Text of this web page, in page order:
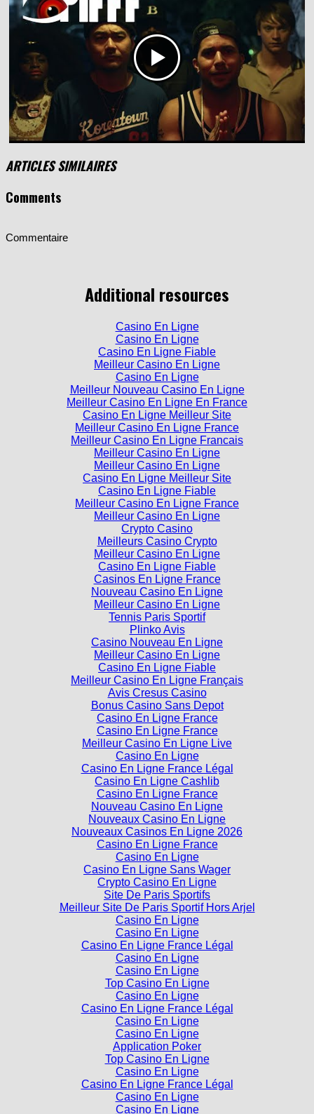
ARTICLES SIMILAIRES
Comments
Commentaire
Additional resources
Casino En Ligne
Casino En Ligne
Casino En Ligne Fiable
Meilleur Casino En Ligne
Casino En Ligne
Meilleur Nouveau Casino En Ligne
Meilleur Casino En Ligne En France
Casino En Ligne Meilleur Site
Meilleur Casino En Ligne France
Meilleur Casino En Ligne Francais
Meilleur Casino En Ligne
Meilleur Casino En Ligne
Casino En Ligne Meilleur Site
Casino En Ligne Fiable
Meilleur Casino En Ligne France
Meilleur Casino En Ligne
Crypto Casino
Meilleurs Casino Crypto
Meilleur Casino En Ligne
Casino En Ligne Fiable
Casinos En Ligne France
Nouveau Casino En Ligne
Meilleur Casino En Ligne
Tennis Paris Sportif
Plinko Avis
Casino Nouveau En Ligne
Meilleur Casino En Ligne
Casino En Ligne Fiable
Meilleur Casino En Ligne Français
Avis Cresus Casino
Bonus Casino Sans Depot
Casino En Ligne France
Casino En Ligne France
Meilleur Casino En Ligne Live
Casino En Ligne
Casino En Ligne France Légal
Casino En Ligne Cashlib
Casino En Ligne France
Nouveau Casino En Ligne
Nouveaux Casino En Ligne
Nouveaux Casinos En Ligne 2026
Casino En Ligne France
Casino En Ligne
Casino En Ligne Sans Wager
Crypto Casino En Ligne
Site De Paris Sportifs
Meilleur Site De Paris Sportif Hors Arjel
Casino En Ligne
Casino En Ligne
Casino En Ligne France Légal
Casino En Ligne
Casino En Ligne
Top Casino En Ligne
Casino En Ligne
Casino En Ligne France Légal
Casino En Ligne
Casino En Ligne
Application Poker
Top Casino En Ligne
Casino En Ligne
Casino En Ligne France Légal
Casino En Ligne
Casino En Ligne